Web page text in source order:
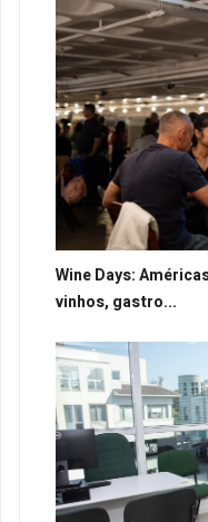
Wine Days:
vinhos, gastro...